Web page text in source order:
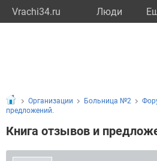
Vrachi34.ru Люди
Организации Больница №2
предложений.
Книга отзывов и